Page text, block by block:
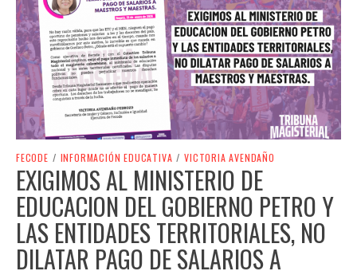
FECODE / INFORMACIÓN EDUCATIVA / VICTORIA AVENDAÑO
EXIGIMOS AL MINISTERIO DE
EDUCACION DEL GOBIERNO PETRO Y
LAS ENTIDADES TERRITORIALES, NO
DILATAR PAGO DE SALARIOS A